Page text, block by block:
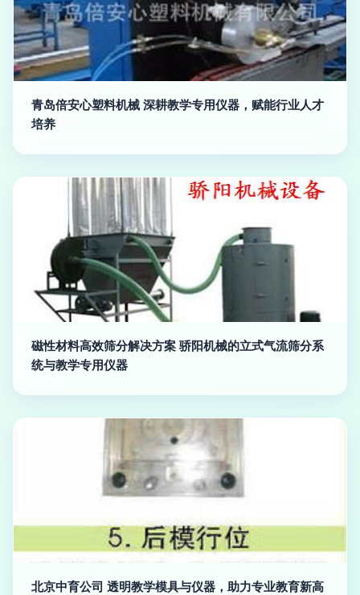
青岛倍安心塑料机械 深耕教学专用仪器，赋能行业人才
培养
磁性材料高效筛分解决方案 骄阳机械的立式气流筛分系
统与教学专用仪器
北京中育公司 透明教学模具与仪器，助力专业教育新高